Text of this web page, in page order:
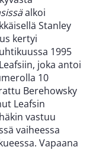
alkoi
Stanley
kertyi
1995
joka antoi
10
Berehowsky
Leafsin
vastuu
vaiheessa
Vapaana